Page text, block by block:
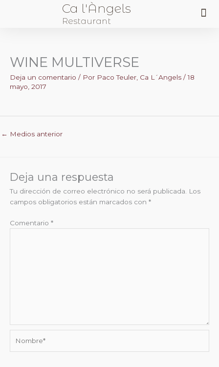
Ca l'Àngels
Restaurant
WINE MULTIVERSE
Deja un comentario / Por Paco Teuler, Ca L´Angels /18
mayo, 2017
← Medios anterior
Deja una respuesta
Tu dirección de correo electrónico no será publicada. Los
campos obligatorios están marcados con *
Comentario *